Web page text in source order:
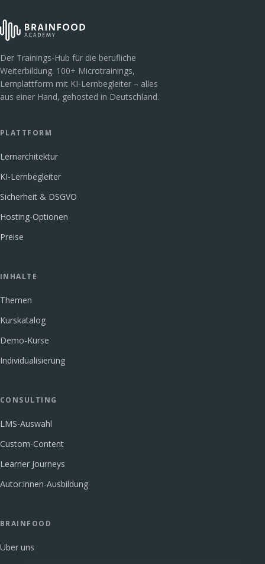
Der Trainings-Hub für die berufliche
Weiterbildung. 100+ Microtrainings,
Lernplattform mit KI-Lernbegleiter – alles
aus einer Hand, gehosted in Deutschland.
PLATTFORM
Lernarchitektur
KI-Lernbegleiter
Sicherheit & DSGVO
Hosting-Optionen
Preise
INHALTE
Themen
Kurskatalog
Demo-Kurse
Individualisierung
CONSULTING
LMS-Auswahl
Custom-Content
Learner Journeys
Autor:innen-Ausbildung
BRAINFOOD
Über uns